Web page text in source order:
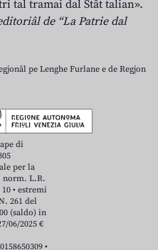
tal tramai dal Stât talian».
de “La Patrie dal
pe Lenghe Furlane e de Regjon
di
per la
norm. L.R.
• estremi
261 del
(saldo) in
06/2025 €
•